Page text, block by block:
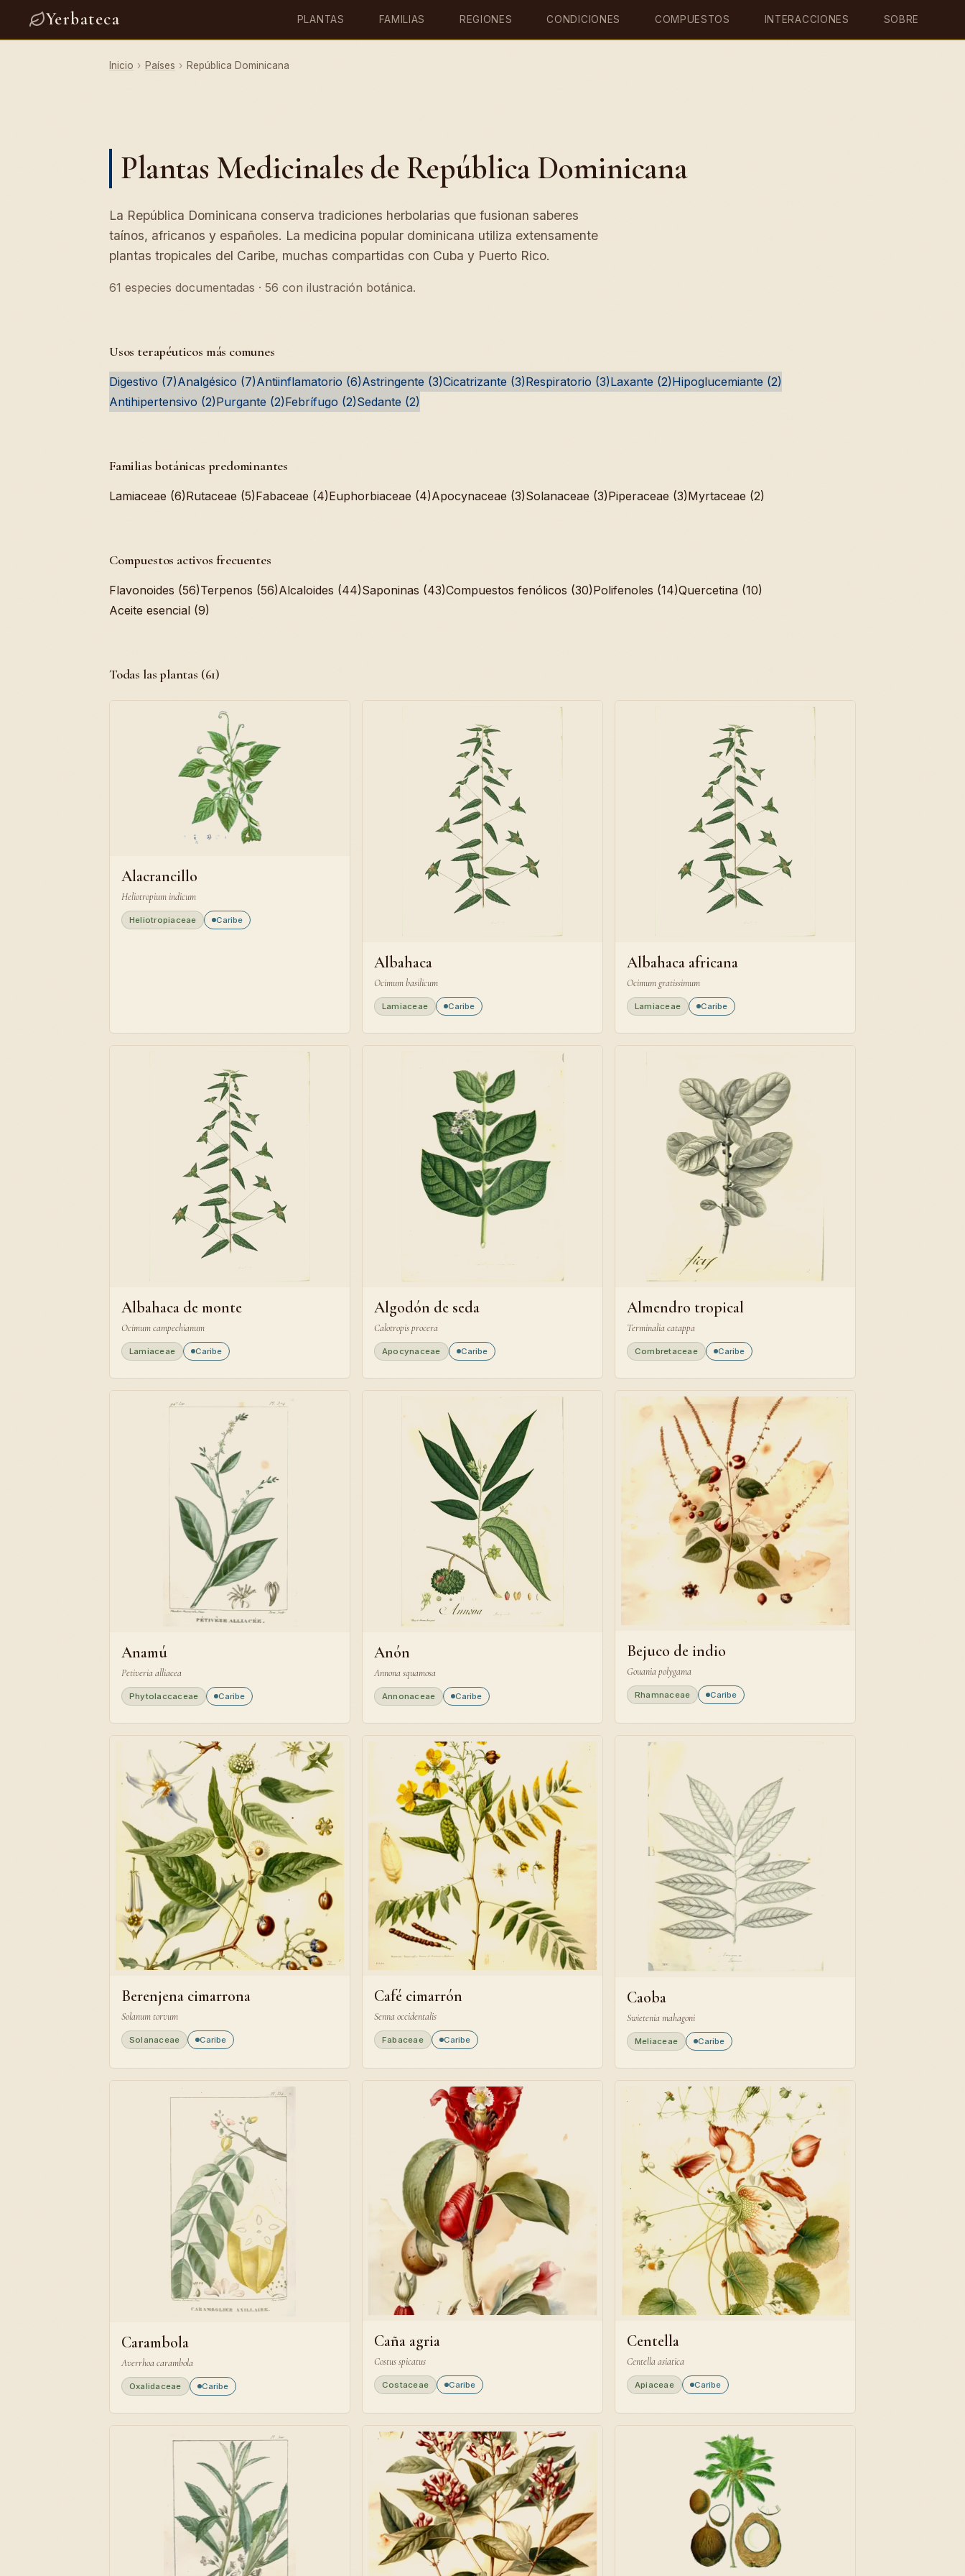
Yerbateca PLANTAS FAMILIAS REGIONES CONDICIONES COMPUESTOS INTERACCIONES SOBRE
Inicio › Países › República Dominicana
Plantas Medicinales de República Dominicana
La República Dominicana conserva tradiciones herbolarias que fusionan saberes
taínos, africanos y españoles. La medicina popular dominicana utiliza extensamente
plantas tropicales del Caribe, muchas compartidas con Cuba y Puerto Rico.
61 especies documentadas · 56 con ilustración botánica.
Usos terapéuticos más comunes
Digestivo (7)Analgésico (7)Antiinflamatorio (6)Astringente (3)Cicatrizante (3)Respiratorio (3)Laxante (2)Hipoglucemiante (2)
Antihipertensivo (2)Purgante (2)Febrífugo (2)Sedante (2)
Familias botánicas predominantes
Lamiaceae (6)Rutaceae (5)Fabaceae (4)Euphorbiaceae (4)Apocynaceae (3)Solanaceae (3)Piperaceae (3)Myrtaceae (2)
Compuestos activos frecuentes
Flavonoides (56)Terpenos (56)Alcaloides (44)Saponinas (43)Compuestos fenólicos (30)Polifenoles (14)Quercetina (10)
Aceite esencial (9)
Todas las plantas (61)
Alacrancillo
Heliotropium indicum
Heliotropiaceae Caribe
Albahaca
Ocimum basilicum
Lamiaceae Caribe
Albahaca africana
Ocimum gratissimum
Lamiaceae Caribe
Albahaca de monte
Ocimum campechianum
Lamiaceae Caribe
Algodón de seda
Calotropis procera
Apocynaceae Caribe
Almendro tropical
Terminalia catappa
Combretaceae Caribe
Anamú
Petiveria alliacea
Phytolaccaceae Caribe
Anón
Annona squamosa
Annonaceae Caribe
Bejuco de indio
Gouania polygama
Rhamnaceae Caribe
Berenjena cimarrona
Solanum torvum
Solanaceae Caribe
Café cimarrón
Senna occidentalis
Fabaceae Caribe
Caoba
Swietenia mahagoni
Meliaceae Caribe
Carambola
Averrhoa carambola
Oxalidaceae Caribe
Caña agria
Costus spicatus
Costaceae Caribe
Centella
Centella asiatica
Apiaceae Caribe